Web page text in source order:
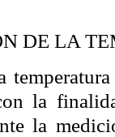
DE LA
la
la